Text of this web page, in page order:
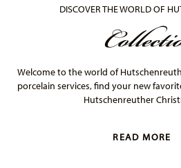
DISCOVER THE WORLD OF
Welcome to the world of
porcelain services, find your new
Hutschenreuther
READ MORE